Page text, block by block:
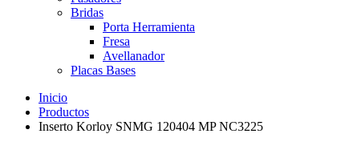
Bridas
Porta Herramienta
Fresa
Avellanador
Placas Bases
Inicio
Productos
Inserto Korloy SNMG 120404 MP NC3225